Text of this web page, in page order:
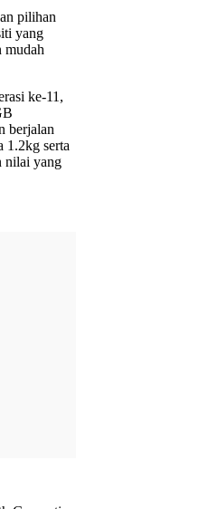
pilihan
yang
mudah
ke-11,
berjalan
1.2kg serta
nilai yang